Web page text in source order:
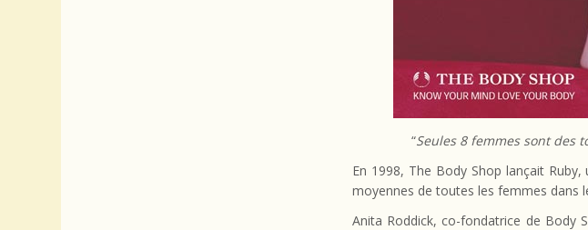
“Seules 8 femmes sont des
En 1998, The Body Shop lançait
moyennes de toutes les femmes dans
Anita Roddick, co-fondatrice de Body